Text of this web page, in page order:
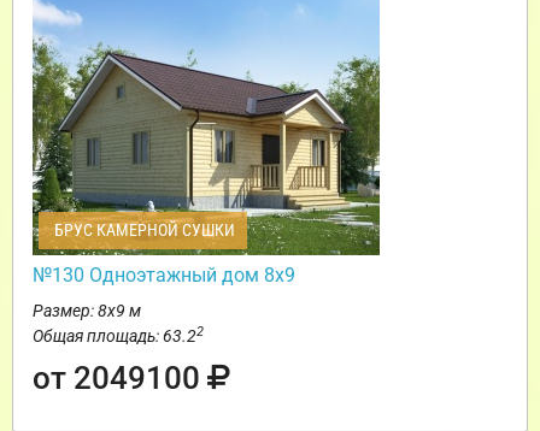
БРУС КАМЕРНОЙ СУШКИ
№130 Одноэтажный дом 8х9
Размер: 8х9 м
Общая площадь: 63.22
от 2049100